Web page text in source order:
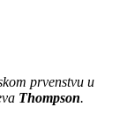
prvenstvu u
Thompson.